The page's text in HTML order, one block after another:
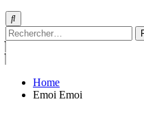
Rechercher :
Home
Emoi Emoi